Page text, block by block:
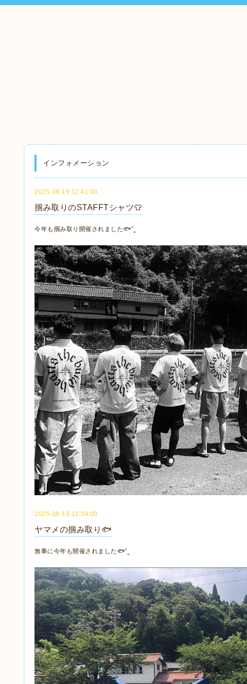
インフォメーション
2025-08-19 12:41:00
掴み取りのSTAFFTシャツ👕
今年も掴み取り開催されました🐟‪˜˷
2025-08-15 12:39:00
ヤマメの掴み取り🐟
無事に今年も開催されました🐟‪˜˷